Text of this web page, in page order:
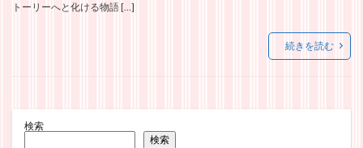
トーリーへと化ける物語 […]
続きを読む
検索
検索